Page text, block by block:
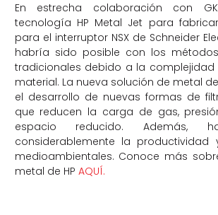
En estrecha colaboración con
tecnología HP Metal Jet para
para el interruptor NSX de Schneider
habría sido posible con los
tradicionales debido a la
material. La nueva solución de metal
el desarrollo de nuevas formas de
que reducen la carga de gas,
espacio reducido. Además,
considerablemente la productividad
medioambientales. Conoce más
metal de HP AQUÍ.